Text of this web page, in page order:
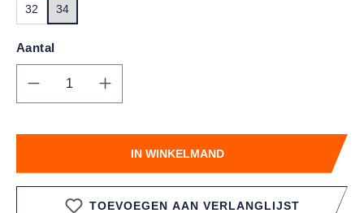
32 34
Aantal
Producthoeveelheid: Voer de gewenste
IN WINKELMAND
TOEVOEGEN AAN VERLANGLIJST